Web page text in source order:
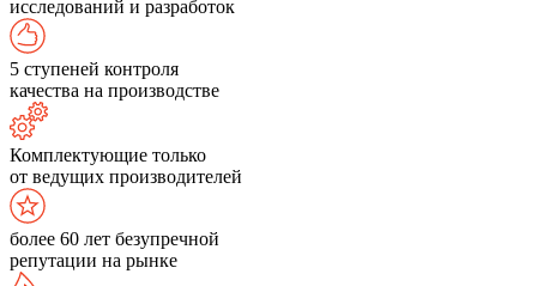
исследований и разработок
5 ступеней контроля
качества на производстве
Комплектующие только
от ведущих производителей
более 60 лет безупречной
репутации на рынке